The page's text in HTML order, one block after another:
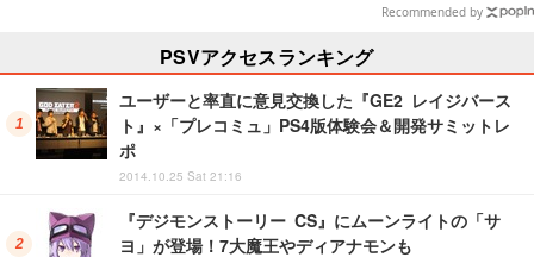
Recommended by
PSVアクセスランキング
ユーザーと率直に意見交換した『GE2 レイジバース
ト』×「プレコミュ」PS4版体験会＆開発サミットレ
ポ
2014.10.25 Sat 21:16
『デジモンストーリー CS』にムーンライトの「サ
ヨ」が登場！7大魔王やディアナモンも